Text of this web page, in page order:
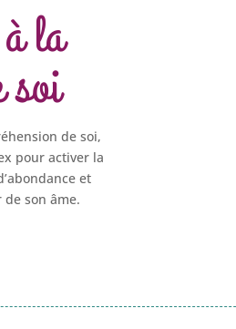
la
soi
de soi,
pour activer la
et
son âme.